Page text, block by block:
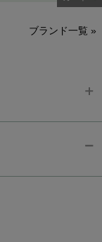
ブランド一覧 »